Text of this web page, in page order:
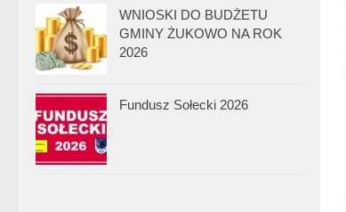
WNIOSKI DO BUDŻETU
GMINY ŻUKOWO NA ROK
2026
Fundusz Sołecki 2026